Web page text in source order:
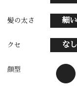
髪の太さ 細い
クセ なし
顔型